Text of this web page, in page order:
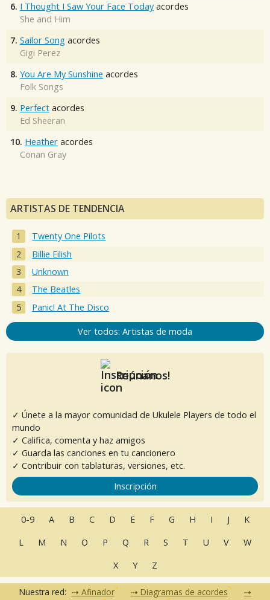
6. I Thought I Saw Your Face Today acordes
She and Him
7. Sailor Song acordes
Gigi Perez
8. You Are My Sunshine acordes
Folk Songs
9. Perfect acordes
Ed Sheeran
10. Heather acordes
Conan Gray
ARTISTAS DE TENDENCIA
Twenty One Pilots
Billie Eilish
Unknown
The Beatles
Panic! At The Disco
Ver todos: Artistas de moda
Reúnanos!
✓ Únete a la mayor comunidad de Ukulele Players de todo el
mundo
✓ Califica, comenta y haz amigos
✓ Guarda las canciones en tu cancionero
✓ Contribuir con tablaturas, versiones, etc.
Inscripción
0-9 A B C D E F G H I J
K
L
M N O P Q R S T U V
W
X
Y Z
Nuestra red: Afinador
Diagramas de acordes